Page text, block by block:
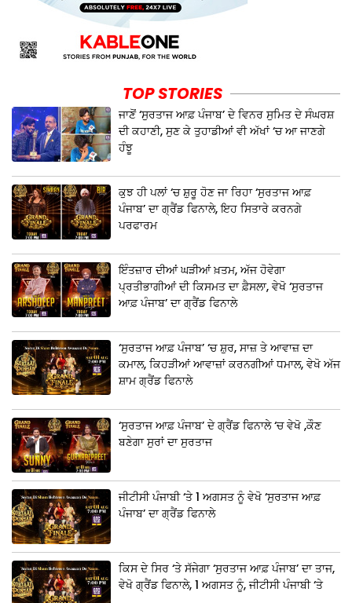
TOP STORIES
ਜਾਣੋਂ ‘ਸੁਰਤਾਜ ਆਫ਼ ਪੰਜਾਬ’ ਦੇ ਵਿਨਰ ਸੁਮਿਤ ਦੇ ਸੰਘਰਸ਼
ਦੀ ਕਹਾਣੀ, ਸੁਣ ਕੇ ਤੁਹਾਡੀਆਂ ਵੀ ਅੱਖਾਂ ‘ਚ ਆ ਜਾਣਗੇ
ਹੰਝੂ
ਕੁਝ ਹੀ ਪਲਾਂ ‘ਚ ਸ਼ੁਰੂ ਹੋਣ ਜਾ ਰਿਹਾ ‘ਸੁਰਤਾਜ ਆਫ਼
ਪੰਜਾਬ’ ਦਾ ਗ੍ਰੈਂਡ ਫਿਨਾਲੇ, ਇਹ ਸਿਤਾਰੇ ਕਰਨਗੇ
ਪਰਫਾਰਮ
ਇੰਤਜ਼ਾਰ ਦੀਆਂ ਘੜੀਆਂ ਖ਼ਤਮ, ਅੱਜ ਹੋਵੇਗਾ
ਪ੍ਰਤੀਭਾਗੀਆਂ ਦੀ ਕਿਸਮਤ ਦਾ ਫ਼ੈਸਲਾ, ਵੇਖੋ ‘ਸੁਰਤਾਜ
ਆਫ਼ ਪੰਜਾਬ’ ਦਾ ਗ੍ਰੈਂਡ ਫਿਨਾਲੇ
‘ਸੁਰਤਾਜ ਆਫ਼ ਪੰਜਾਬ’ ‘ਚ ਸ਼ੁਰ, ਸਾਜ਼ ਤੇ ਆਵਾਜ਼ ਦਾ
ਕਮਾਲ, ਕਿਹੜੀਆਂ ਆਵਾਜ਼ਾਂ ਕਰਨਗੀਆਂ ਧਮਾਲ, ਵੇਖੋ ਅੱਜ
ਸ਼ਾਮ ਗ੍ਰੈਂਡ ਫਿਨਾਲੇ
‘ਸੁਰਤਾਜ ਆਫ਼ ਪੰਜਾਬ’ ਦੇ ਗ੍ਰੈਂਡ ਫਿਨਾਲੇ ‘ਚ ਵੇਖੋ ,ਕੌਣ
ਬਣੇਗਾ ਸੁਰਾਂ ਦਾ ਸੁਰਤਾਜ
ਜੀਟੀਸੀ ਪੰਜਾਬੀ ‘ਤੇ 1 ਅਗਸਤ ਨੂੰ ਵੇਖੋ ‘ਸੁਰਤਾਜ ਆਫ਼
ਪੰਜਾਬ’ ਦਾ ਗ੍ਰੈਂਡ ਫਿਨਾਲੇ
ਕਿਸ ਦੇ ਸਿਰ ‘ਤੇ ਸੱਜੇਗਾ ‘ਸੁਰਤਾਜ ਆਫ਼ ਪੰਜਾਬ’ ਦਾ ਤਾਜ,
ਵੇਖੋ ਗ੍ਰੈਂਡ ਫਿਨਾਲੇ, 1 ਅਗਸਤ ਨੂੰ, ਜੀਟੀਸੀ ਪੰਜਾਬੀ ‘ਤੇ